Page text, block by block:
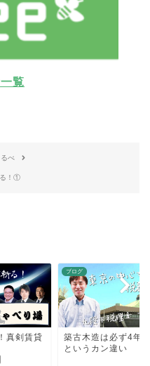
覧
べ
る！①
真剣賃貸
ブログ
築古木造は必ず4年
というカン違い